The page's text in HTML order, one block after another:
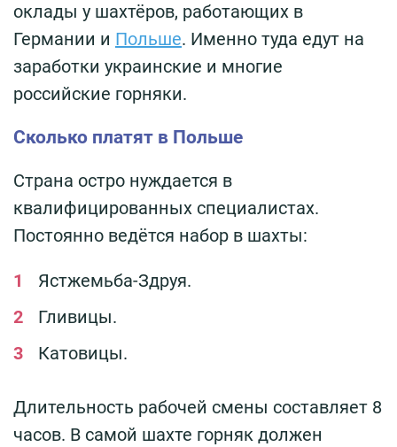
оклады у шахтёров, работающих в
Германии и Польше. Именно туда едут на
заработки украинские и многие
российские горняки.
Сколько платят в Польше
Страна остро нуждается в
квалифицированных специалистах.
Постоянно ведётся набор в шахты:
Ястжемьба-Здруя.
Гливицы.
Катовицы.
Длительность рабочей смены составляет 8
часов. В самой шахте горняк должен